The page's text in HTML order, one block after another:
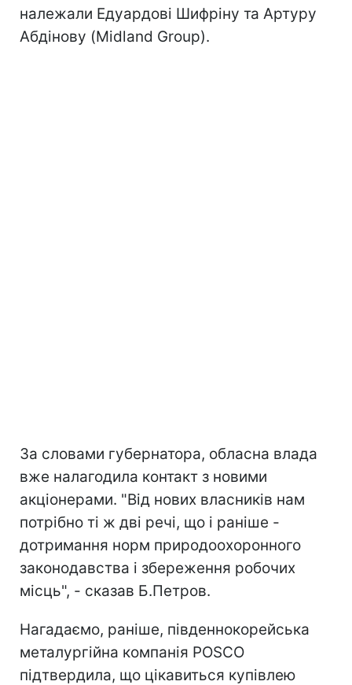
належали Едуардові Шифріну та Артуру
Абдінову (Midland Group).
За словами губернатора, обласна влада
вже налагодила контакт з новими
акціонерами. "Від нових власників нам
потрібно ті ж дві речі, що і раніше -
дотримання норм природоохоронного
законодавства і збереження робочих
місць", - сказав Б.Петров.
Нагадаємо, раніше, південнокорейська
металургійна компанія POSCO
підтвердила, що цікавиться купівлею